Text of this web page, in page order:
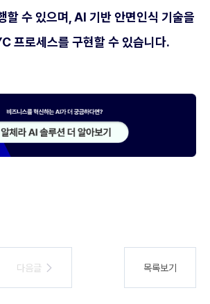
할 수 있으며, AI 기반 안면인식 기술을
프로세스를 구현할 수 있습니다.
다음글
다음글 목록보기